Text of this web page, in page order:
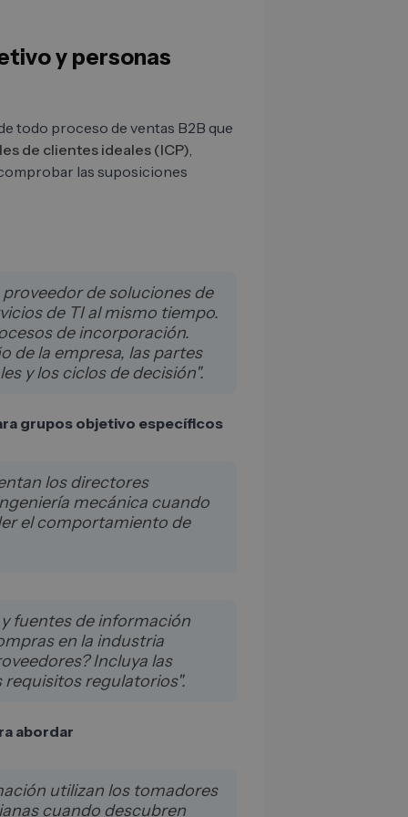
y personas
todo proceso de ventas B2B que
de clientes ideales (ICP),
las suposiciones
de soluciones de
de TI al mismo tiempo.
de incorporación.
de la empresa, las partes
y los ciclos de decisión".
grupos objetivo específicos
los directores
mecánica cuando
el comportamiento de
fuentes de información
en la industria
Incluya las
regulatorios".
abordar
utilizan los tomadores
cuando descubren